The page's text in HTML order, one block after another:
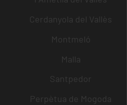
Cerdanyola del Vallès
Montmeló
Malla
Santpedor
Perpètua de Mogoda